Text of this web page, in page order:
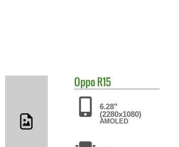
OppoR15
6.28"
(2280x1080)
AMOLED